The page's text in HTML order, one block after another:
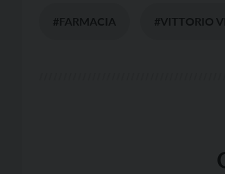
#FARMACIA #VITTORIO